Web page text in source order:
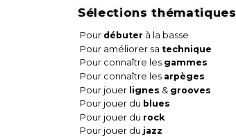
Sélections thématiques
Pour débuter à la basse
Pour améliorer sa technique
Pour connaître les gammes
Pour connaître les arpèges
Pour jouer lignes & grooves
Pour jouer du blues
Pour jouer du rock
Pour jouer du jazz